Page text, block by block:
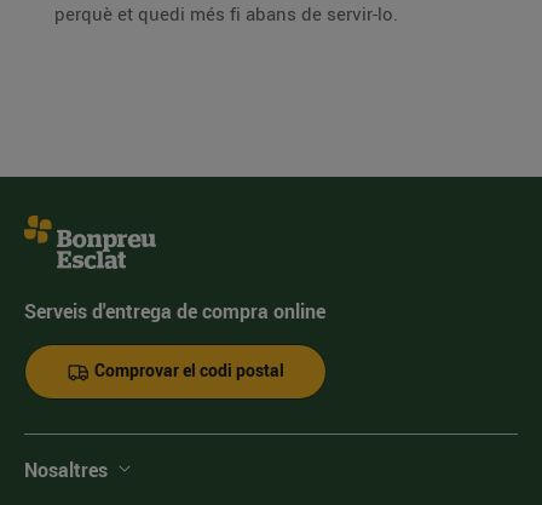
perquè et quedi més fi abans de servir-lo.
Serveis d'entrega de compra online
Comprovar el codi postal
Nosaltres